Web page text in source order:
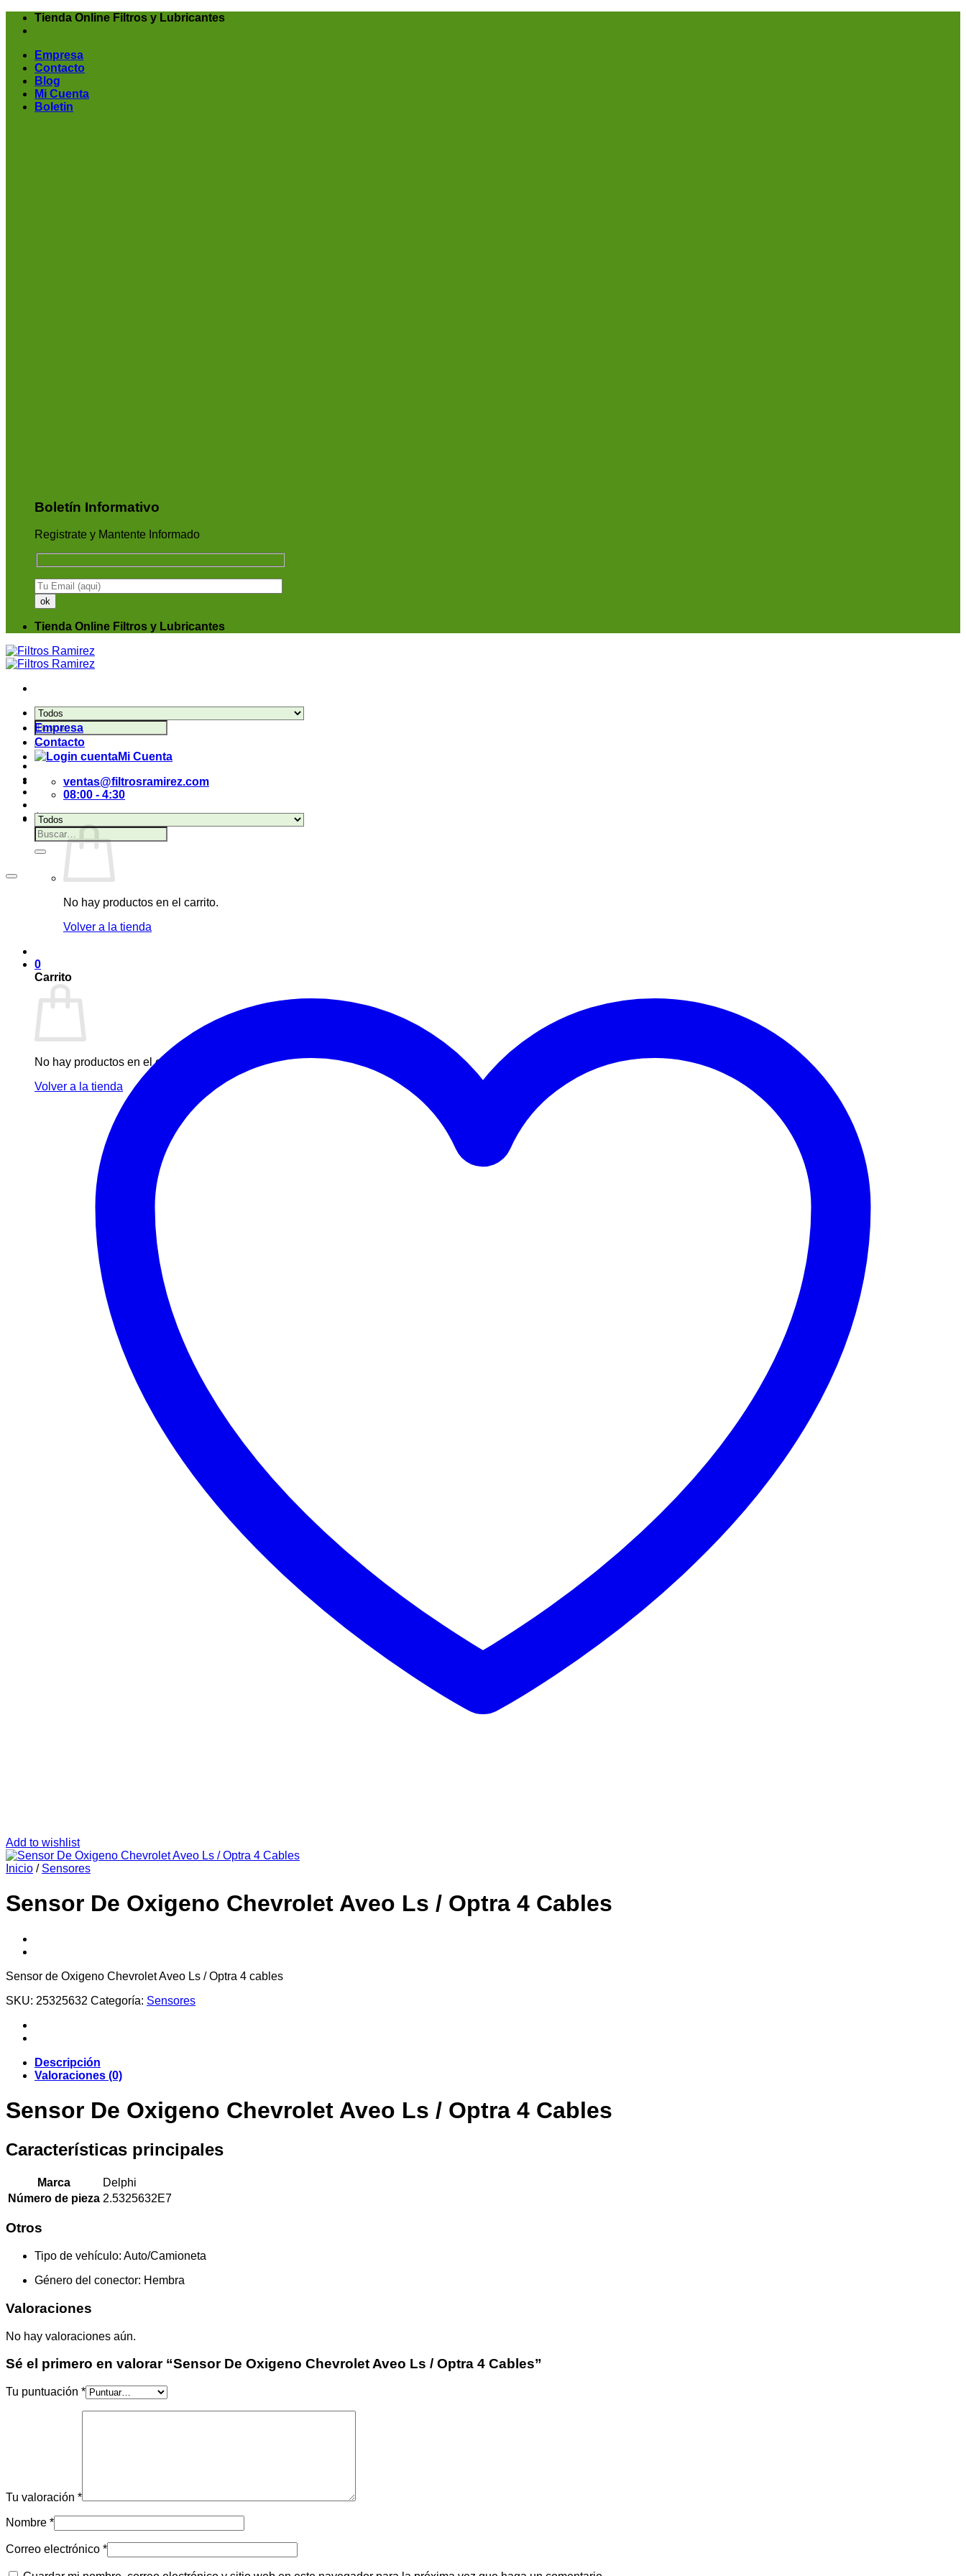
Skip
Tienda Online Filtros y Lubricantes
Empresa
Contacto
Blog
Mi Cuenta
Boletin
Boletín Informativo
Registrate y Mantente Informado
Tienda Online Filtros y Lubricantes
Buscar
por:
$0,00 0
No hay productos en el carrito.
Volver a la tienda
0
Carrito
No hay productos en el carrito.
Volver a la tienda
Empresa
Contacto
Mi Cuenta
ventas@filtrosramirez.com
08:00 - 4:30
Buscar
por:
Add to wishlist
Inicio / Sensores
Sensor De Oxigeno Chevrolet Aveo Ls / Optra 4 Cables
Sensor de Oxigeno Chevrolet Aveo Ls / Optra 4 cables
SKU: 25325632 Categoría: Sensores
Descripción
Valoraciones (0)
Sensor De Oxigeno Chevrolet Aveo Ls / Optra 4 Cables
Características principales
Marca
Delphi
Número de pieza 2.5325632E7
Otros
Tipo de vehículo: Auto/Camioneta
Género del conector: Hembra
Valoraciones
No hay valoraciones aún.
Sé el primero en valorar “Sensor De Oxigeno Chevrolet Aveo Ls / Optra 4 Cables”
Tu puntuación *
Tu valoración *
Nombre *
Correo electrónico *